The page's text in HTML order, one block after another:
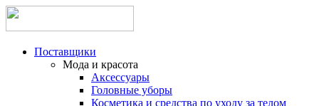
Поставщики
Мода и красота
Аксессуары
Головные уборы
Косметика и средства по уходу за телом